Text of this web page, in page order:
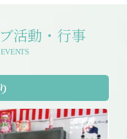
活動・行事